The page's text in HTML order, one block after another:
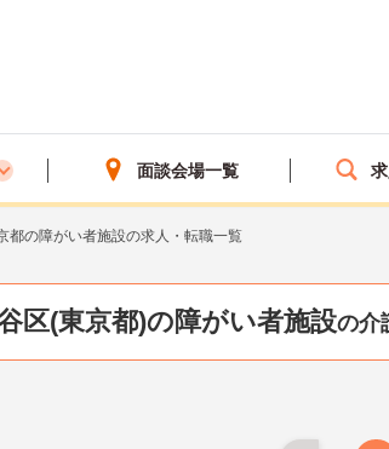
面談会場一覧
都の障がい者施設の求人・転職一覧
区(東京都)の障がい者施設の介